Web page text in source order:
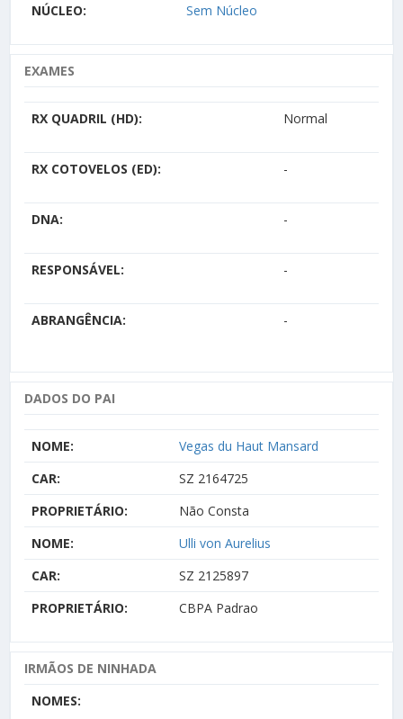
NÚCLEO:
Sem Núcleo
EXAMES
RX QUADRIL (HD): Normal
RX COTOVELOS (ED): -
DNA: -
RESPONSÁVEL: -
ABRANGÊNCIA: -
DADOS DO PAI
NOME:
Vegas du Haut Mansard
CAR:
SZ 2164725
PROPRIETÁRIO:
Não Consta
NOME:
Ulli von Aurelius
CAR:
SZ 2125897
PROPRIETÁRIO:
CBPA Padrao
IRMÃOS DE NINHADA
NOMES: